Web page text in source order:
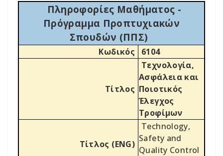
Πληροφορίες Μαθήματος -
Πρόγραμμα Προπτυχιακών
Σπουδών (ΠΠΣ)
Κωδικός 6104
Τίτλος
Τεχνολογία,
Ασφάλεια και
Ποιοτικός
Έλεγχος
Τροφίμων
Τίτλος (ENG)
Technology,
Safety and
Quality Control